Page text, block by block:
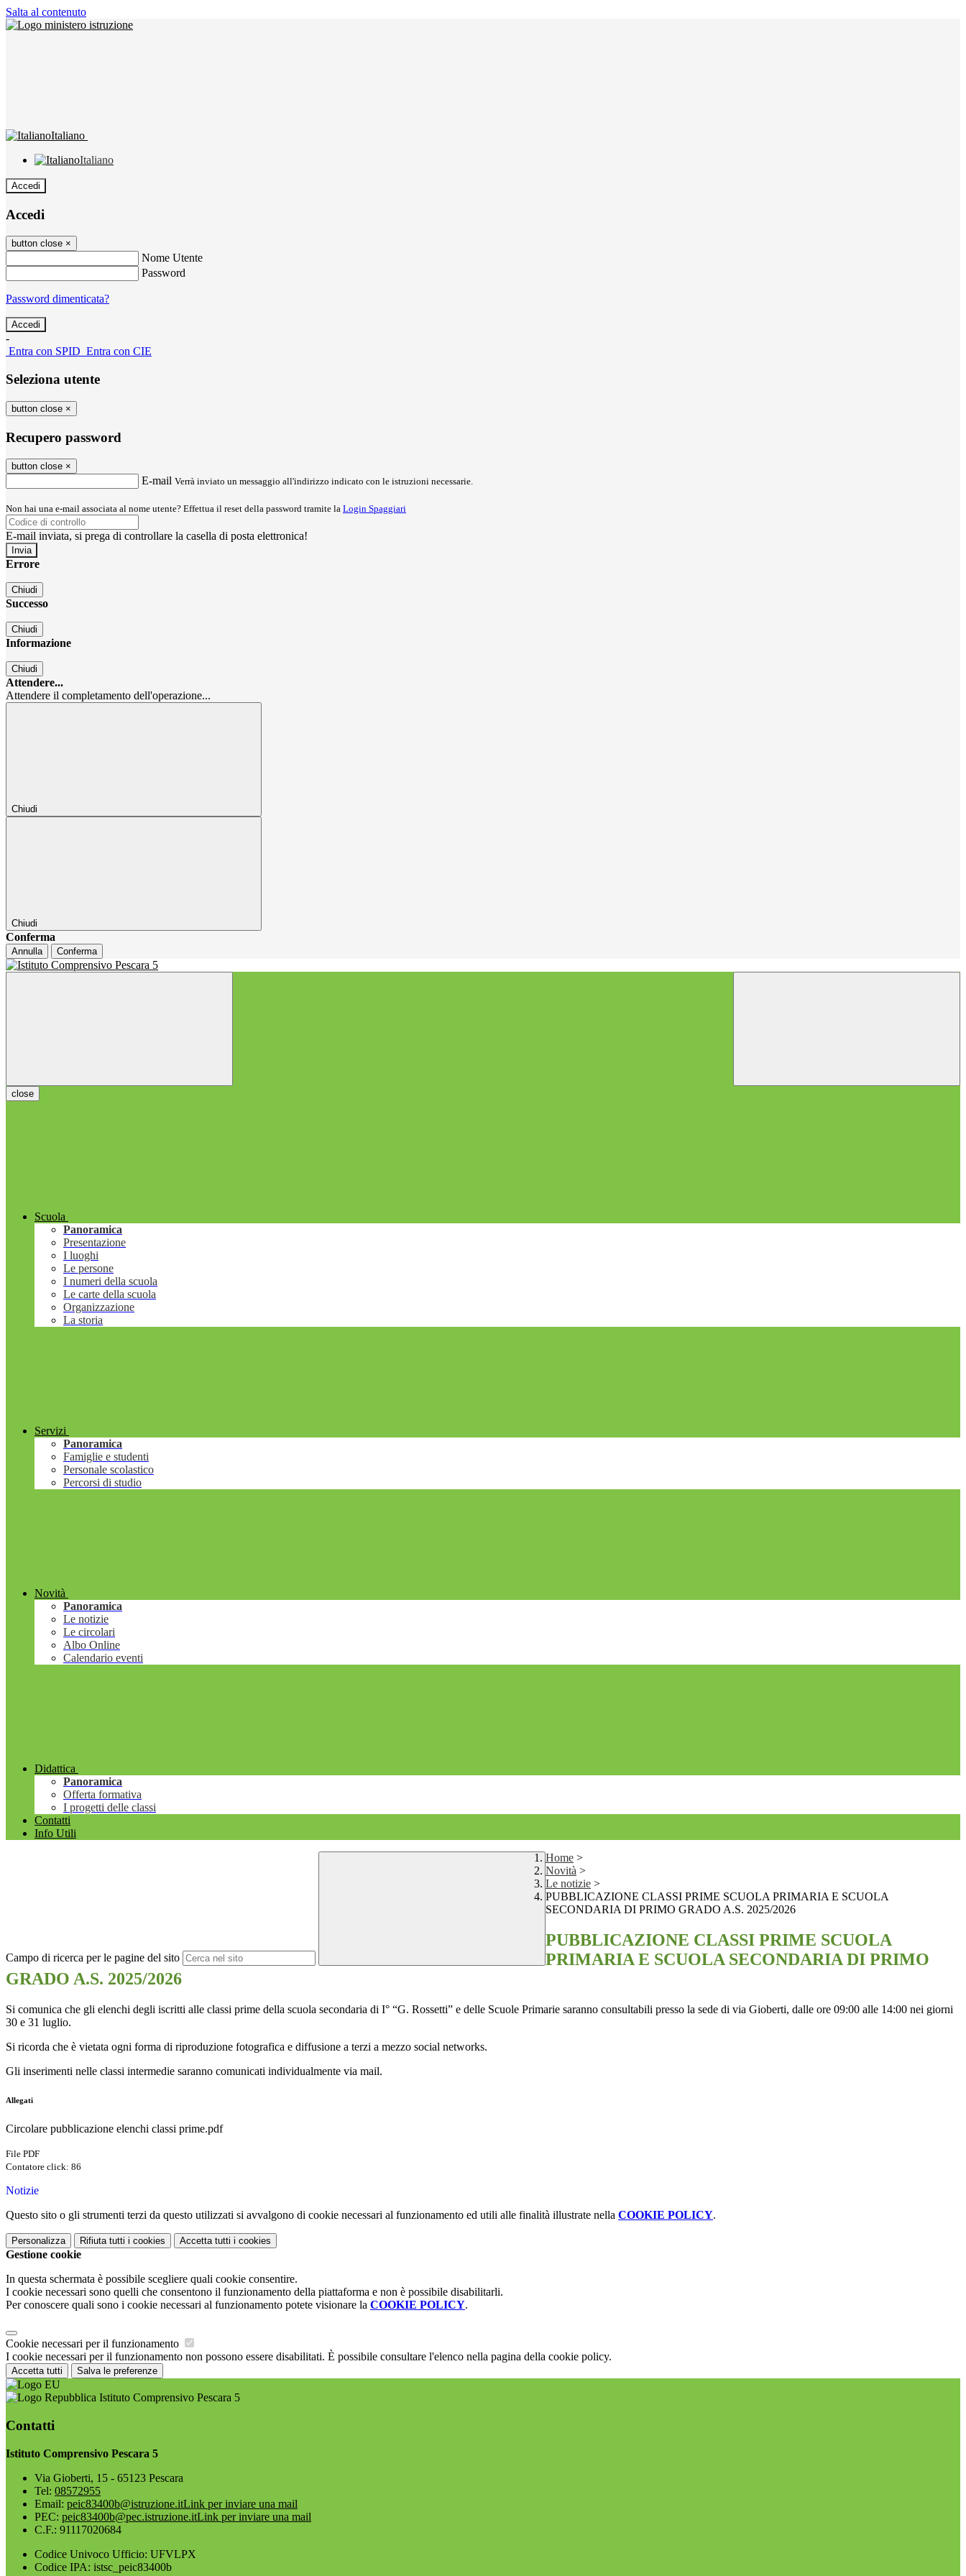
Salta al contenuto
Italiano
Italiano
Accedi
Accedi
button close ×
Nome Utente
Password
Password dimenticata?
-
Entra con SPID Entra con CIE
Seleziona utente
button close ×
Recupero password
button close ×
E-mail Verrà inviato un messaggio all'indirizzo indicato con le istruzioni necessarie.
Non hai una e-mail associata al nome utente? Effettua il reset della password tramite la Login Spaggiari
E-mail inviata, si prega di controllare la casella di posta elettronica!
Errore
Chiudi
Successo
Chiudi
Informazione
Chiudi
Attendere...
Attendere il completamento dell'operazione...
Chiudi
Chiudi
Conferma
Annulla Conferma
close
Scuola
Panoramica
Presentazione
I luoghi
Le persone
I numeri della scuola
Le carte della scuola
Organizzazione
La storia
Servizi
Panoramica
Famiglie e studenti
Personale scolastico
Percorsi di studio
Novità
Panoramica
Le notizie
Le circolari
Albo Online
Calendario eventi
Didattica
Panoramica
Offerta formativa
I progetti delle classi
Contatti
Info Utili
Campo di ricerca per le pagine del sito
Home >
Novità >
Le notizie >
PUBBLICAZIONE CLASSI PRIME SCUOLA PRIMARIA E SCUOLA
SECONDARIA DI PRIMO GRADO A.S. 2025/2026
PUBBLICAZIONE CLASSI PRIME SCUOLA
PRIMARIA E SCUOLA SECONDARIA DI PRIMO
GRADO A.S. 2025/2026
Si comunica che gli elenchi degli iscritti alle classi prime della scuola secondaria di I° “G. Rossetti” e delle Scuole Primarie saranno consultabili presso la sede di via Gioberti, dalle ore 09:00 alle 14:00 nei giorni
30 e 31 luglio.
Si ricorda che è vietata ogni forma di riproduzione fotografica e diffusione a terzi a mezzo social networks.
Gli inserimenti nelle classi intermedie saranno comunicati individualmente via mail.
Allegati
Circolare pubblicazione elenchi classi prime.pdf
File PDF
Contatore click: 86
Notizie
Questo sito o gli strumenti terzi da questo utilizzati si avvalgono di cookie necessari al funzionamento ed utili alle finalità illustrate nella COOKIE POLICY.
Personalizza Rifiuta tutti i cookies Accetta tutti i cookies
Gestione cookie
In questa schermata è possibile scegliere quali cookie consentire.
I cookie necessari sono quelli che consentono il funzionamento della piattaforma e non è possibile disabilitarli.
Per conoscere quali sono i cookie necessari al funzionamento potete visionare la COOKIE POLICY.
Cookie necessari per il funzionamento
I cookie necessari per il funzionamento non possono essere disabilitati. È possibile consultare l'elenco nella pagina della cookie policy.
Accetta tutti Salva le preferenze
Istituto Comprensivo Pescara 5
Contatti
Istituto Comprensivo Pescara 5
Via Gioberti, 15 - 65123 Pescara
Tel: 08572955
Email: peic83400b@istruzione.itLink per inviare una mail
PEC: peic83400b@pec.istruzione.itLink per inviare una mail
C.F.: 91117020684
Codice Univoco Ufficio: UFVLPX
Codice IPA: istsc_peic83400b